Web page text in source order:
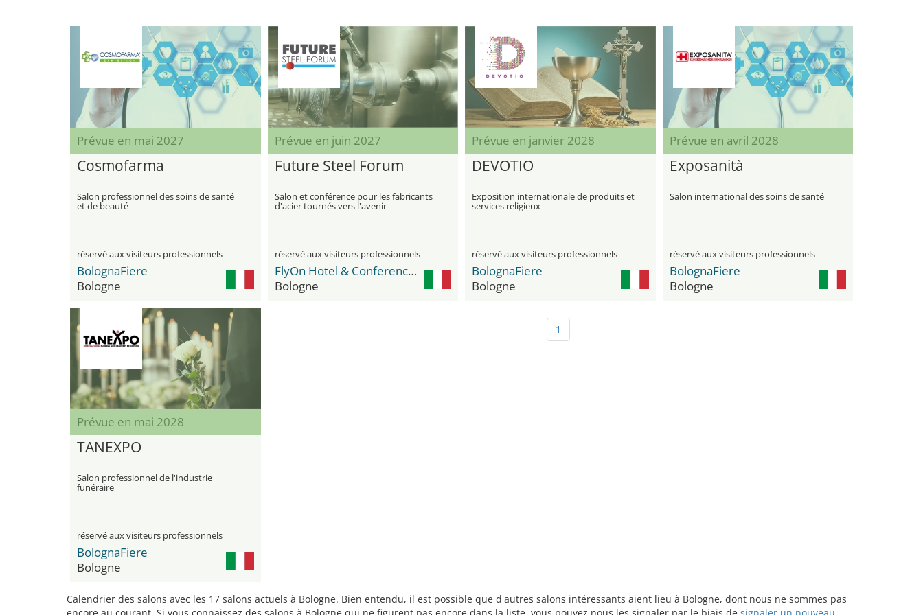
Prévue en mai 2027
Cosmofarma
Salon professionnel des soins de santé
et de beauté
réservé aux visiteurs professionnels
BolognaFiere
Bologne
Prévue en juin 2027
Future Steel Forum
Salon et conférence pour les fabricants
d'acier tournés vers l'avenir
réservé aux visiteurs professionnels
FlyOn Hotel & Conference Center
Bologne
Prévue en janvier 2028
DEVOTIO
Exposition internationale de produits et
services religieux
réservé aux visiteurs professionnels
BolognaFiere
Bologne
Prévue en avril 2028
Exposanità
Salon international des soins de santé
réservé aux visiteurs professionnels
BolognaFiere
Bologne
Prévue en mai 2028
TANEXPO
Salon professionnel de l'industrie
funéraire
réservé aux visiteurs professionnels
BolognaFiere
Bologne
1
Calendrier des salons avec les 17 salons actuels à Bologne. Bien entendu, il est possible que d'autres salons intéressants aient lieu à Bologne, dont nous ne sommes pas